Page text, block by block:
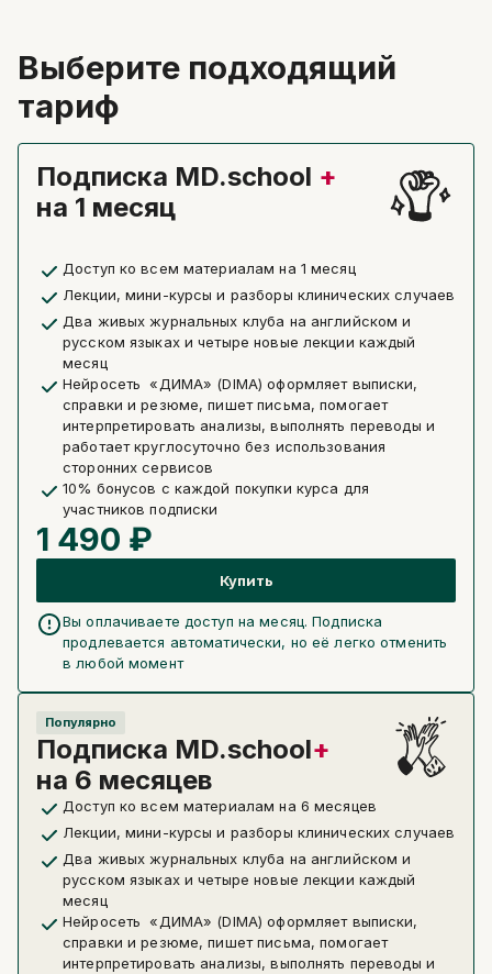
Написать в поддержку
Email
минимум 10 символов
Отправить
Написать в Telegram-бот
Выберите подходящий
тариф
Подписка MD.school +
на 1 месяц
Доступ ко всем материалам на 1 месяц
Лекции, мини-курсы и разборы клинических случаев
Два живых журнальных клуба на английском и
русском языках и четыре новые лекции каждый
месяц
Нейросеть «ДИМА» (DIMA) оформляет выписки,
справки и резюме, пишет письма, помогает
интерпретировать анализы, выполнять переводы и
работает круглосуточно без использования
сторонних сервисов
10% бонусов с каждой покупки курса для
участников подписки
1 490 ₽
Купить
Вы оплачиваете доступ на месяц. Подписка
продлевается автоматически, но её легко отменить
в любой момент
Популярно
Подписка MD.school+
на 6 месяцев
Доступ ко всем материалам на 6 месяцев
Лекции, мини-курсы и разборы клинических случаев
Два живых журнальных клуба на английском и
русском языках и четыре новые лекции каждый
месяц
Нейросеть «ДИМА» (DIMA) оформляет выписки,
справки и резюме, пишет письма, помогает
интерпретировать анализы, выполнять переводы и